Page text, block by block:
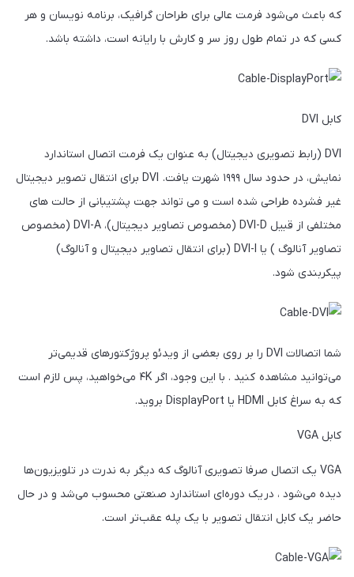
که باعث می‌شود فرمت عالی برای طراحان گرافیک، برنامه نویسان و هر
کسی که در تمام طول روز سر و کارش با رایانه است، داشته باشد.
کابل DVI
DVI (رابط تصویری دیجیتال) به عنوان یک فرمت اتصال استاندارد
نمایش، در حدود سال ۱۹۹۹ شهرت یافت. DVI برای انتقال تصویر دیجیتال
غیر فشرده طراحی شده است و می تواند جهت پشتیبانی از حالت های
مختلفی از قبیل DVI-D (مخصوص تصاویر دیجیتال)، DVI-A (مخصوص
تصاویر آنالوگ ) یا DVI-I (برای انتقال تصاویر دیجیتال و آنالوگ)
پیکربندی شود.
شما اتصالات DVI را بر روی بعضی از ویدئو پروژکتورهای قدیمی‌تر
می‌توانید مشاهده کنید . با این وجود، اگر ۴K می‌خواهید، پس لازم است
که به سراغ کابل HDMI یا DisplayPort بروید.
کابل VGA
VGA یک اتصال صرفا تصویری آنالوگ که دیگر به ندرت در تلویزیون‌ها
دیده می‌شود ، در یک دوره‌ای استاندارد صنعتی محسوب می‌شد و در حال
حاضر یک کابل انتقال تصویر با یک پله عقب‌تر است.